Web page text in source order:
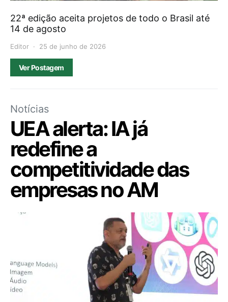
22ª edição aceita projetos de todo o Brasil até
14 de agosto
Editor 25 de junho de 2026
Ver Postagem
Notícias
UEA alerta: IA já
redefine a
competitividade das
empresas no AM